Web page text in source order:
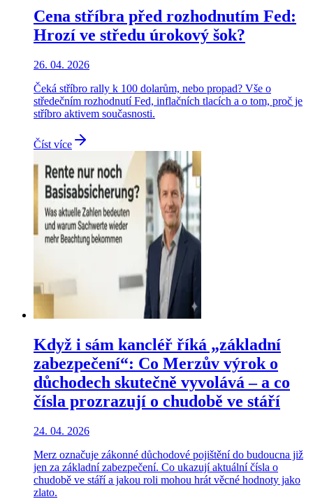
Cena stříbra před rozhodnutím Fed:
Hrozí ve středu úrokový šok?
26. 04. 2026
Čeká stříbro rally k 100 dolarům, nebo propad? Vše o
středečním rozhodnutí Fed, inflačních tlacích a o tom, proč je
stříbro aktivem současnosti.
Číst více
Když i sám kancléř říká „základní
zabezpečení“: Co Merzův výrok o
důchodech skutečně vyvolává – a co
čísla prozrazují o chudobě ve stáří
24. 04. 2026
Merz označuje zákonné důchodové pojištění do budoucna již
jen za základní zabezpečení. Co ukazují aktuální čísla o
chudobě ve stáří a jakou roli mohou hrát věcné hodnoty jako
zlato.